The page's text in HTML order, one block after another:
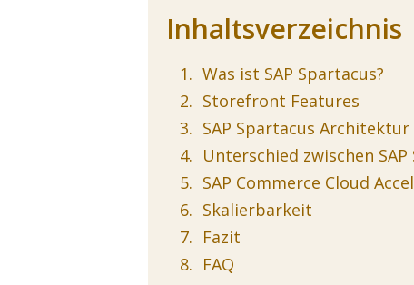
Inhaltsverzeichnis
Was ist SAP Spartacus?
Storefront Features
SAP Spartacus Architektur
Unterschied zwischen
SAP Commerce Cloud
Skalierbarkeit
Fazit
FAQ